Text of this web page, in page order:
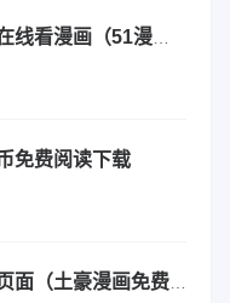
免费阅读下载